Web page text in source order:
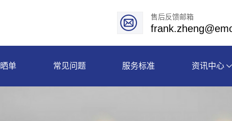
售后反馈邮箱
单 常见问题 服务标准 资讯中心